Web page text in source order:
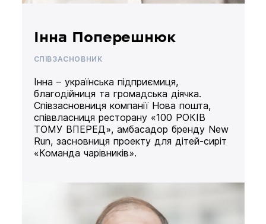
Інна Поперешнюк
СПІВЗАСНОВНИК
Інна – українська підприємиця,
благодійниця та громадська діячка.
Співзасновниця компанії Нова пошта,
співвласниця ресторану «100 РОКІВ
ТОМУ ВПЕРЕД», амбасадор бренду New
Run, засновниця проекту для дітей-сиріт
«Команда чарівників».